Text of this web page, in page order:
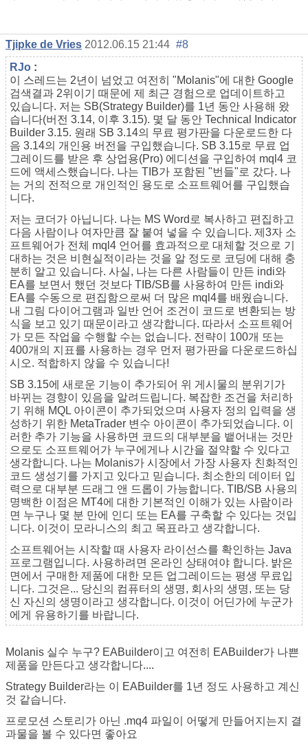
Tjipke de Vries 2012.06.15 21:44 #8
RJo :
이 스레드는 2년이 넘었고 여전히 "Molanis"에 대한 Google
검색결과 2위이기 때문에 제 최근 경험으로 업데이트하고
있습니다. 저는 SB(Strategy Builder)를 1년 동안 사용해 왔
습니다(버전 3.14, 이후 3.15). 몇 달 동안 Technical Indicator
Builder 3.15. 원래 SB 3.14의 무료 평가판을 다운로드한 다
음 3.14의 개인용 버전을 구입했습니다. SB 3.15로 무료 업
그레이드를 받은 후 상업용(Pro) 에디션을 구입하여 mql4 코
드에 액세스했습니다. 나는 TIB가 포함된 "번들"로 갔다. 나
는 거의 전적으로 개인적인 용도로 소프트웨어를 구입했습
니다.
저는 코더가 아닙니다. 나는 MS Word로 복사하고 편집하고
다음 사람이나 여자만큼 잘 붙여 넣을 수 있습니다. 제3자 소
프트웨어가 전체 mql4 언어를 효과적으로 대체할 것으로 기
대하는 것은 비현실적이라는 것을 알 정도로 코딩에 대해 충
분히 알고 있습니다. 사실, 나는 다른 사람들이 만든 indi와
EA를 보면서 했던 것보다 TIB/SB를 사용하여 만든 indi와
EA를 수동으로 편집함으로써 더 많은 mql4를 배웠습니다.
내 그림 다이어그램과 일반 언어 조건이 코드로 변환되는 방
식을 보고 있기 때문이라고 생각합니다. 따라서 소프트웨어
가 모든 작업을 수행할 수는 없습니다. 전략이 100개 또는
400개의 지표를 사용하는 경우 먼저 평가판을 다운로드하십
시오. 적합하지 않을 수 있습니다!
SB 3.15에 새로운 기능이 추가되어 위 게시물의 분위기가
바뀌는 경향이 있음을 알려드립니다. 복잡한 조건을 처리하
기 위해 MQL 아이콘이 추가되었으며 사용자 정의 입력을 생
성하기 위한 MetaTrader 변수 아이콘이 추가되었습니다. 이
러한 추가 기능을 사용하면 코드의 대부분을 뱉어내는 것만
으로도 소프트웨어가 누구에게나 시간을 절약할 수 있다고
생각합니다. 나는 Molanis가 시장에서 가장 사용자 친화적인
코드 생성기를 가지고 있다고 믿습니다. 최소한의 데이터 입
력으로 대부분 드래그 앤 드롭이 가능합니다. TIB/SB 사용의
명백한 이점은 MT4에 대한 기본적인 이해가 있는 사람이라
면 누구나 몇 분 만에 인디 또는 EA를 구축할 수 있다는 것입
니다. 이것이 모라니스의 최고 목표라고 생각합니다.
소프트웨어는 시작할 때 사용자 라이선스를 확인하는 Java
프로그램입니다. 사용하려면 온라인 상태여야 합니다. 밝은
면에서 구매한 제품에 대한 모든 업그레이드는 평생 무료입
니다. 그것은... 당신의 컴퓨터의 생명, 회사의 생명, 또는 당
신 자신의 생명이라고 생각합니다. 이것이 어딘가에 누군가
에게 유용하기를 바랍니다.
Molanis 실수 누구? EABuilder이고 여전히 EABuilder가 나쁜
제품을 만든다고 생각합니다....
Strategy Builder라는 이 EABuilder를 1년 정도 사용하고 계신
것 같습니다.
프로모션 스토리가 아닌 .mq4 파일이 어떻게 만들어지는지 결
과물을 볼 수 있다면 좋아요